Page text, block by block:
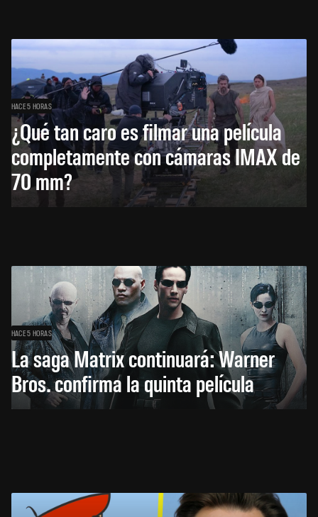
HACE 5 HORAS
¿Qué tan caro es filmar una película
completamente con cámaras IMAX de
70 mm?
HACE 5 HORAS
La saga Matrix continuará: Warner
Bros. confirma la quinta película